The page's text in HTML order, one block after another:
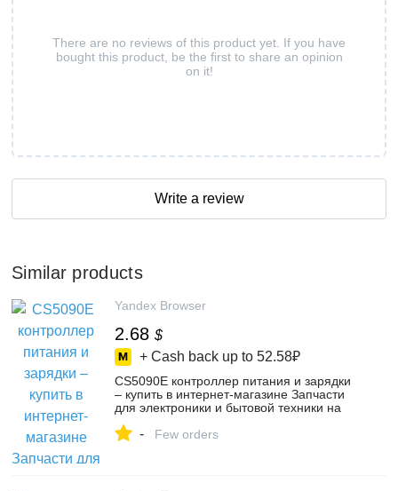
There are no reviews of this product yet. If you have
bought this product, be the first to share an opinion
on it!
Write a review
Similar products
Yandex Browser
2.68 $
+ Cash back up to 52.58₽
CS5090E контроллер питания и зарядки
– купить в интернет-магазине Запчасти
для электроники и бытовой техники на
- Few orders